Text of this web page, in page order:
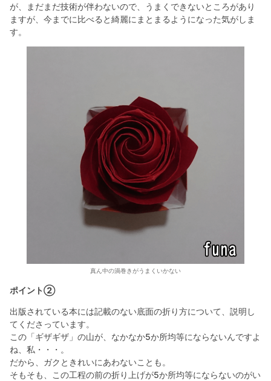
が、まだまだ技術が伴わないので、うまくできないところがあり
ますが、今までに比べると綺麗にまとまるようになった気がしま
す。
真ん中の渦巻きがうまくいかない
ポイント②
出版されている本には記載のない底面の折り方について、説明し
てくださっています。
この「ギザギザ」の山が、なかなか5か所均等にならないんですよ
ね、私・・・。
だから、ガクときれいにあわないことも。
そもそも、この工程の前の折り上げが5か所均等にならないのがい